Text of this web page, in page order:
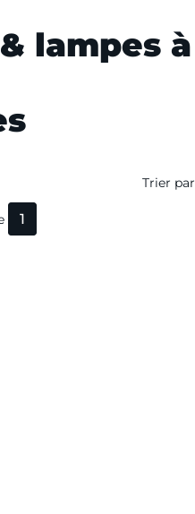
lampes à
Trier par
1